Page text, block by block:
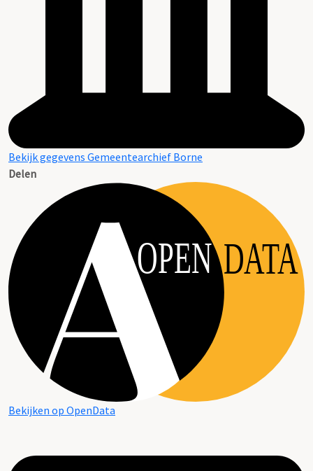
Bekijk gegevens Gemeentearchief Borne
Delen
OPEN DATA
Bekijken op OpenData